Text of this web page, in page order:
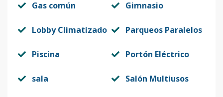
Gas común Gimnasio
Lobby Climatizado Parqueos Paralelos
Piscina Portón Eléctrico
sala Salón Multiusos